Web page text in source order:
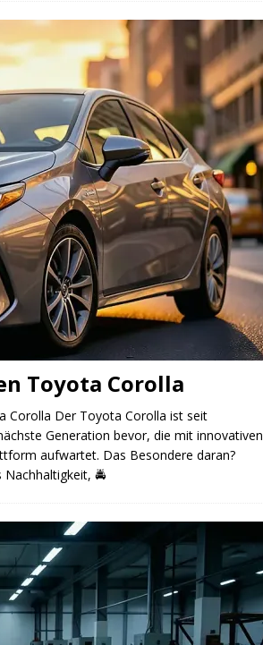
Toyota Corolla
Corolla Der Toyota Corolla ist seit
Generation bevor, die mit innovativen
aufwartet. Das Besondere daran?
🚔